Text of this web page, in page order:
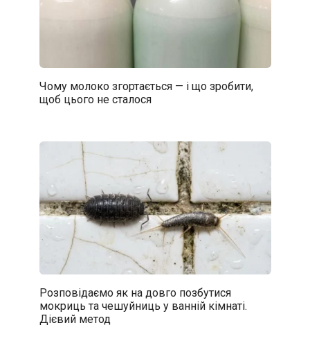
Чому молоко згортається — і що зробити,
щоб цього не сталося
Розповідаємо як на довго позбутися
мокриць та чешуйниць у ванній кімнаті.
Дієвий метод